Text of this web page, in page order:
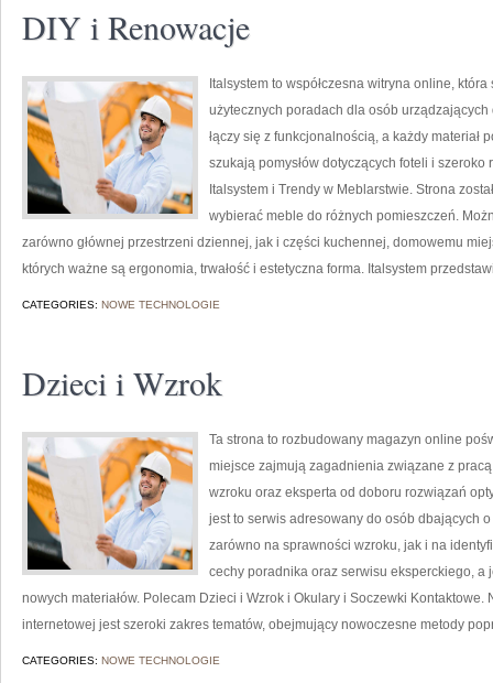
DIY i Renowacje
Italsystem to współczesna witryna online,
użytecznych poradach dla osób
łączy się z funkcjonalnością, a każdy materiał
szukają pomysłów dotyczących foteli i
Italsystem i Trendy w Meblarstwie. Strona
wybierać meble do różnych pomieszczeń.
zarówno głównej przestrzeni dziennej, jak i części kuchennej, domowemu
których ważne są ergonomia, trwałość i estetyczna forma. Italsystem
CATEGORIES: NOWE TECHNOLOGIE
Dzieci i Wzrok
Ta strona to rozbudowany magazyn online
miejsce zajmują zagadnienia związane z
wzroku oraz eksperta od doboru rozwiązań
jest to serwis adresowany do osób dbających
zarówno na sprawności wzroku, jak i na
cechy poradnika oraz serwisu eksperckiego, a
nowych materiałów. Polecam Dzieci i Wzrok i Okulary i Soczewki
internetowej jest szeroki zakres tematów, obejmujący nowoczesne metody
CATEGORIES: NOWE TECHNOLOGIE